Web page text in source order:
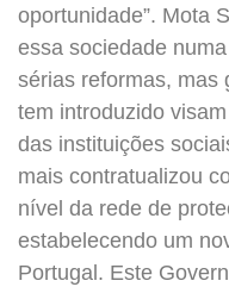
oportunidade”. Mota
essa sociedade
sérias reformas, mas
tem introduzido
das instituições
mais contratualizou
nível da rede de
estabelecendo um
Portugal. Este